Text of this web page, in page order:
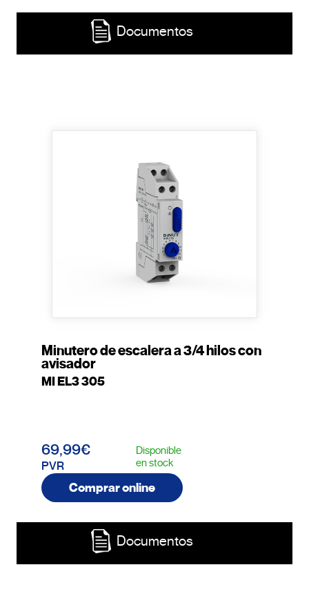
Documentos
Minutero de escalera a 3/4 hilos con
avisador
MI EL3 305
69,99€
PVR
Disponible
en stock
Comprar online
Documentos